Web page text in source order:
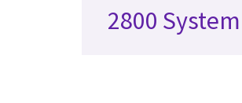
2800 System